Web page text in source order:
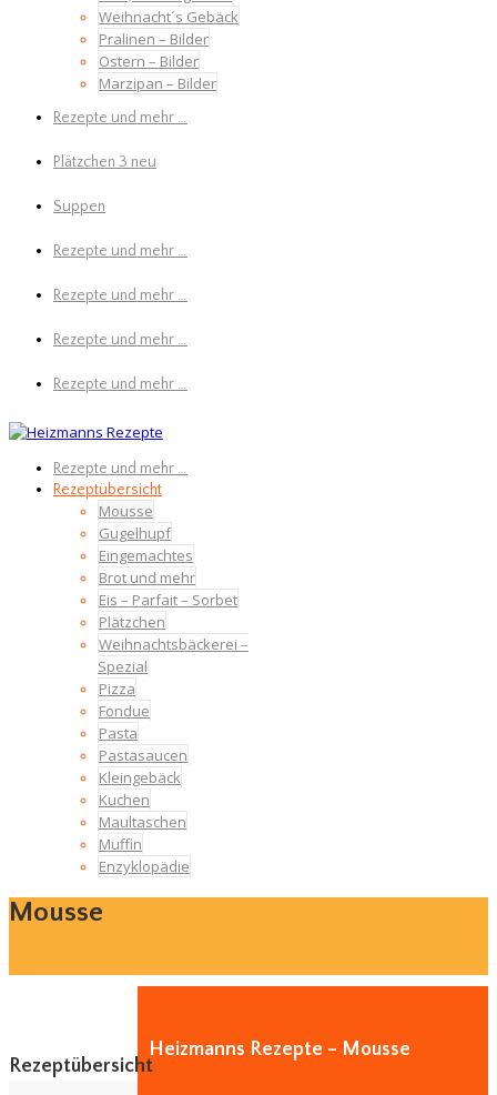
Weihnacht´s Gebäck
Pralinen – Bilder
Ostern – Bilder
Marzipan – Bilder
Rezepte und mehr …
Plätzchen 3 neu
Suppen
Rezepte und mehr …
Rezepte und mehr …
Rezepte und mehr …
Rezepte und mehr …
Rezepte und mehr …
Rezeptübersicht
Mousse
Gugelhupf
Eingemachtes
Brot und mehr
Eis – Parfait – Sorbet
Plätzchen
Weihnachtsbäckerei –
Spezial
Pizza
Fondue
Pasta
Pastasaucen
Kleingebäck
Kuchen
Maultaschen
Muffin
Enzyklopädie
Mousse
Heizmanns Rezepte – Mousse
Rezeptübersicht